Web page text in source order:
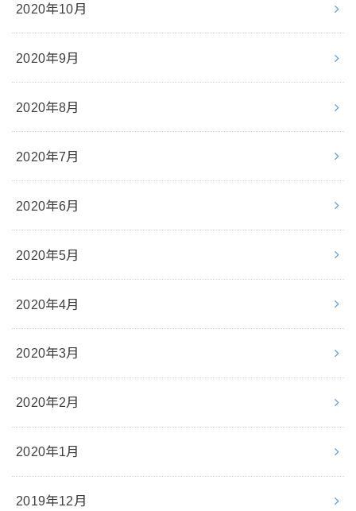
2020年10月
2020年9月
2020年8月
2020年7月
2020年6月
2020年5月
2020年4月
2020年3月
2020年2月
2020年1月
2019年12月